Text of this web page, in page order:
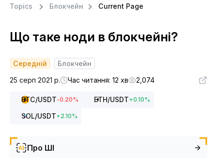
Topics Блокчейн Current Page
Що таке ноди в блокчейні?
Середній
Блокчейн
25 серп 2021 р.
Час читання: 12 хв 2,074
BTC/USDT-0.20% ETH/USDT+0.10%
SOL/USDT+2.10%
Про ШІ